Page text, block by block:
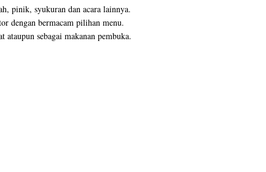
pinik, syukuran dan acara lainnya.
dengan bermacam pilihan menu.
sebagai makanan pembuka.